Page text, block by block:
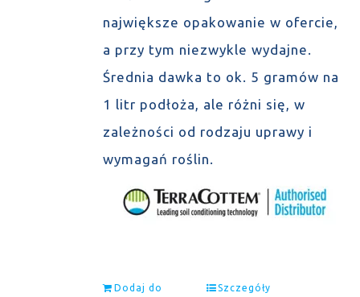
największe opakowanie w ofercie,
a przy tym niezwykle wydajne.
Średnia dawka to ok. 5 gramów na
1 litr podłoża, ale różni się, w
zależności od rodzaju uprawy i
wymagań roślin.
Dodaj do Szczegóły